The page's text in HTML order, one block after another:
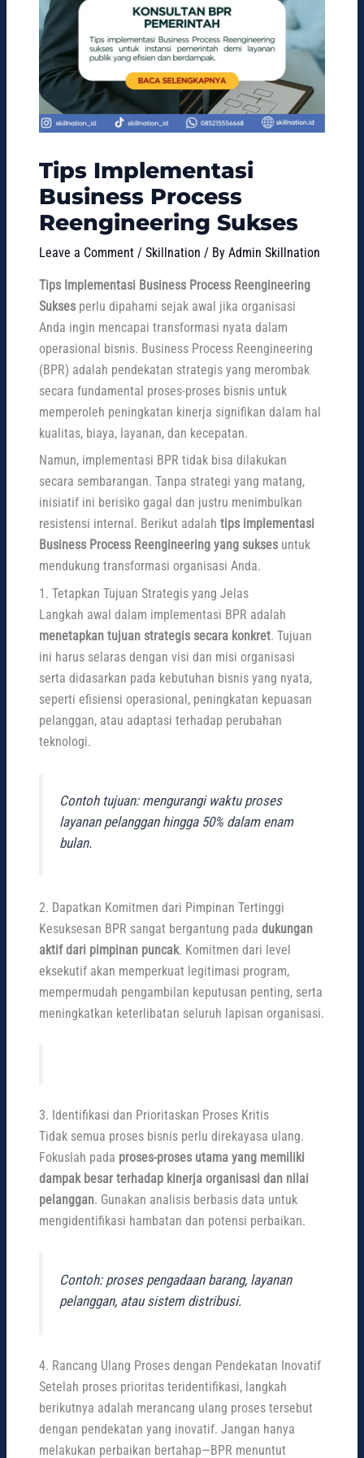
Tips Implementasi
Business Process
Reengineering Sukses
Leave a Comment /Skillnation / ByAdmin Skillnation
Tips Implementasi Business Process Reengineering
Sukses perlu dipahami sejak awal jika organisasi
Anda ingin mencapai transformasi nyata dalam
operasional bisnis. Business Process Reengineering
(BPR) adalah pendekatan strategis yang merombak
secara fundamental proses-proses bisnis untuk
memperoleh peningkatan kinerja signifikan dalam hal
kualitas, biaya, layanan, dan kecepatan.
Namun, implementasi BPR tidak bisa dilakukan
secara sembarangan. Tanpa strategi yang matang,
inisiatif ini berisiko gagal dan justru menimbulkan
resistensi internal. Berikut adalahtips implementasi
Business Process Reengineering yang sukses untuk
mendukung transformasi organisasi Anda.
1. Tetapkan Tujuan Strategis yang Jelas
Langkah awal dalam implementasi BPR adalah
menetapkan tujuan strategis secara konkret. Tujuan
ini harus selaras dengan visi dan misi organisasi
serta didasarkan pada kebutuhan bisnis yang nyata,
seperti efisiensi operasional, peningkatan kepuasan
pelanggan, atau adaptasi terhadap perubahan
teknologi.
Contoh tujuan: mengurangi waktu proses
layanan pelanggan hingga 50% dalam enam
bulan.
2. Dapatkan Komitmen dari Pimpinan Tertinggi
Kesuksesan BPR sangat bergantung padadukungan
aktif dari pimpinan puncak. Komitmen dari level
eksekutif akan memperkuat legitimasi program,
mempermudah pengambilan keputusan penting, serta
meningkatkan keterlibatan seluruh lapisan organisasi.
3. Identifikasi dan Prioritaskan Proses Kritis
Tidak semua proses bisnis perlu direkayasa ulang.
Fokuslah pada proses-proses utama yang memiliki
dampak besar terhadap kinerja organisasi dan nilai
pelanggan. Gunakan analisis berbasis data untuk
mengidentifikasi hambatan dan potensi perbaikan.
Contoh: proses pengadaan barang, layanan
pelanggan, atau sistem distribusi.
4. Rancang Ulang Proses dengan Pendekatan Inovatif
Setelah proses prioritas teridentifikasi, langkah
berikutnya adalah merancang ulang proses tersebut
dengan pendekatan yang inovatif. Jangan hanya
melakukan perbaikan bertahap—BPR menuntut